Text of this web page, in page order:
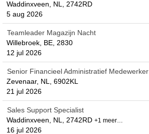
Waddinxveen, NL, 2742RD
5 aug 2026
Teamleader Magazijn Nacht
Willebroek, BE, 2830
12 jul 2026
Senior Financieel Administratief Medewerker
Zevenaar, NL, 6902KL
21 jul 2026
Sales Support Specialist
Waddinxveen, NL, 2742RD +1 meer…
16 jul 2026